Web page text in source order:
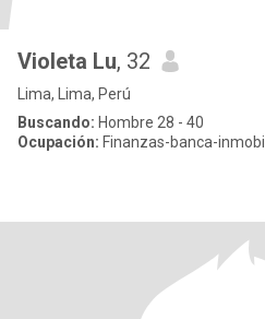
Violeta Lu, 32
Lima, Lima, Perú
Buscando: Hombre 28 - 40
Ocupación: Finanzas-banca-